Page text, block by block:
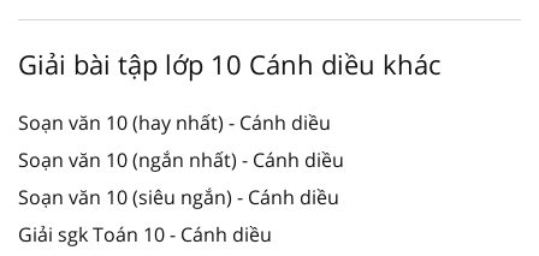
Giải bài tập lớp 10 Cánh diều khác
Soạn văn 10 (hay nhất) - Cánh diều
Soạn văn 10 (ngắn nhất) - Cánh diều
Soạn văn 10 (siêu ngắn) - Cánh diều
Giải sgk Toán 10 - Cánh diều